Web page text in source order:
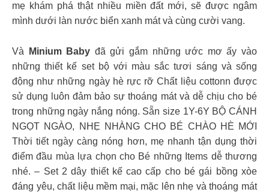
mẹ khám phá thật nhiều miền đất mới, sẽ được ngâm
mình dưới làn nước biển xanh mát và cùng cười vang.
Và Minium Baby đã gửi gắm những ước mơ ấy vào
những thiết kế set bộ với màu sắc tươi sáng và sống
động như những ngày hè rực rỡ Chất liệu cottonn được
sử dụng luôn đảm bảo sự thoáng mát và dễ chịu cho bé
trong những ngày nắng nóng. Sẵn size 1Y-6Y BỘ CÁNH
NGỌT NGÀO, NHẸ NHÀNG CHO BÉ CHÀO HÈ MỚI
Thời tiết ngày càng nóng hơn, mẹ nhanh tận dụng thời
điểm đầu mùa lựa chọn cho Bé những Items dễ thương
nhé. – Set 2 dây thiết kế cao cấp cho bé gái bồng xòe
đáng yêu, chất liệu mềm mại, mặc lên nhẹ và thoáng mát